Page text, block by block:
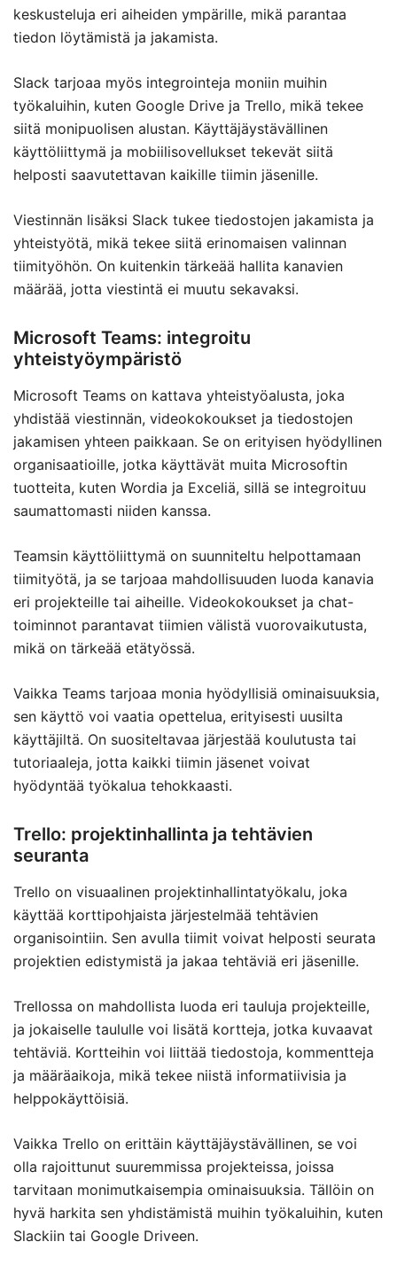
keskusteluja eri aiheiden ympärille, mikä parantaa
tiedon löytämistä ja jakamista.
Slack tarjoaa myös integrointeja moniin muihin
työkaluihin, kuten Google Drive ja Trello, mikä tekee
siitä monipuolisen alustan. Käyttäjäystävällinen
käyttöliittymä ja mobiilisovellukset tekevät siitä
helposti saavutettavan kaikille tiimin jäsenille.
Viestinnän lisäksi Slack tukee tiedostojen jakamista ja
yhteistyötä, mikä tekee siitä erinomaisen valinnan
tiimityöhön. On kuitenkin tärkeää hallita kanavien
määrää, jotta viestintä ei muutu sekavaksi.
Microsoft Teams: integroitu
yhteistyöympäristö
Microsoft Teams on kattava yhteistyöalusta, joka
yhdistää viestinnän, videokokoukset ja tiedostojen
jakamisen yhteen paikkaan. Se on erityisen hyödyllinen
organisaatioille, jotka käyttävät muita Microsoftin
tuotteita, kuten Wordia ja Exceliä, sillä se integroituu
saumattomasti niiden kanssa.
Teamsin käyttöliittymä on suunniteltu helpottamaan
tiimityötä, ja se tarjoaa mahdollisuuden luoda kanavia
eri projekteille tai aiheille. Videokokoukset ja chat-
toiminnot parantavat tiimien välistä vuorovaikutusta,
mikä on tärkeää etätyössä.
Vaikka Teams tarjoaa monia hyödyllisiä ominaisuuksia,
sen käyttö voi vaatia opettelua, erityisesti uusilta
käyttäjiltä. On suositeltavaa järjestää koulutusta tai
tutoriaaleja, jotta kaikki tiimin jäsenet voivat
hyödyntää työkalua tehokkaasti.
Trello: projektinhallinta ja tehtävien
seuranta
Trello on visuaalinen projektinhallintatyökalu, joka
käyttää korttipohjaista järjestelmää tehtävien
organisointiin. Sen avulla tiimit voivat helposti seurata
projektien edistymistä ja jakaa tehtäviä eri jäsenille.
Trellossa on mahdollista luoda eri tauluja projekteille,
ja jokaiselle taululle voi lisätä kortteja, jotka kuvaavat
tehtäviä. Kortteihin voi liittää tiedostoja, kommentteja
ja määräaikoja, mikä tekee niistä informatiivisia ja
helppokäyttöisiä.
Vaikka Trello on erittäin käyttäjäystävällinen, se voi
olla rajoittunut suuremmissa projekteissa, joissa
tarvitaan monimutkaisempia ominaisuuksia. Tällöin on
hyvä harkita sen yhdistämistä muihin työkaluihin, kuten
Slackiin tai Google Driveen.